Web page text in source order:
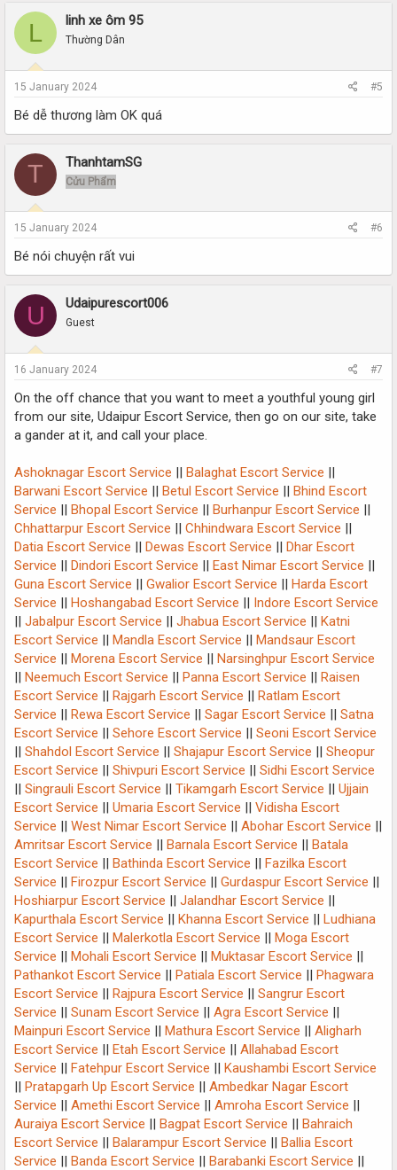
L linh xe ôm 95
Thường Dân
15 January 2024 #5
Bé dễ thương làm OK quá
T ThanhtamSG
Cửu Phẩm
15 January 2024 #6
Bé nói chuyện rất vui
U Udaipurescort006
Guest
16 January 2024 #7
On the off chance that you want to meet a youthful young girl
from our site, Udaipur Escort Service, then go on our site, take
a gander at it, and call your place.
Ashoknagar Escort Service || Balaghat Escort Service ||
Barwani Escort Service || Betul Escort Service || Bhind Escort
Service || Bhopal Escort Service || Burhanpur Escort Service ||
Chhattarpur Escort Service || Chhindwara Escort Service ||
Datia Escort Service || Dewas Escort Service || Dhar Escort
Service || Dindori Escort Service || East Nimar Escort Service ||
Guna Escort Service || Gwalior Escort Service || Harda Escort
Service || Hoshangabad Escort Service || Indore Escort Service
|| Jabalpur Escort Service || Jhabua Escort Service || Katni
Escort Service || Mandla Escort Service || Mandsaur Escort
Service || Morena Escort Service || Narsinghpur Escort Service
|| Neemuch Escort Service || Panna Escort Service || Raisen
Escort Service || Rajgarh Escort Service || Ratlam Escort
Service || Rewa Escort Service || Sagar Escort Service || Satna
Escort Service || Sehore Escort Service || Seoni Escort Service
|| Shahdol Escort Service || Shajapur Escort Service || Sheopur
Escort Service || Shivpuri Escort Service || Sidhi Escort Service
|| Singrauli Escort Service || Tikamgarh Escort Service || Ujjain
Escort Service || Umaria Escort Service || Vidisha Escort
Service || West Nimar Escort Service || Abohar Escort Service ||
Amritsar Escort Service || Barnala Escort Service || Batala
Escort Service || Bathinda Escort Service || Fazilka Escort
Service || Firozpur Escort Service || Gurdaspur Escort Service ||
Hoshiarpur Escort Service || Jalandhar Escort Service ||
Kapurthala Escort Service || Khanna Escort Service || Ludhiana
Escort Service || Malerkotla Escort Service || Moga Escort
Service || Mohali Escort Service || Muktasar Escort Service ||
Pathankot Escort Service || Patiala Escort Service || Phagwara
Escort Service || Rajpura Escort Service || Sangrur Escort
Service || Sunam Escort Service || Agra Escort Service ||
Mainpuri Escort Service || Mathura Escort Service || Aligharh
Escort Service || Etah Escort Service || Allahabad Escort
Service || Fatehpur Escort Service || Kaushambi Escort Service
|| Pratapgarh Up Escort Service || Ambedkar Nagar Escort
Service || Amethi Escort Service || Amroha Escort Service ||
Auraiya Escort Service || Bagpat Escort Service || Bahraich
Escort Service || Balarampur Escort Service || Ballia Escort
Service || Banda Escort Service || Barabanki Escort Service ||